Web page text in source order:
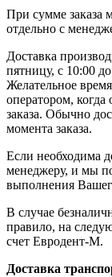
При сумме заказа
отдельно с
Доставка
пятницу, с 10:00
Желательное
оператором,
заказа. Обычно
момента заказа.
Если необходима
менеджеру, и мы
выполнения
В случае
правило, на
счет Евродент-М.
Доставка